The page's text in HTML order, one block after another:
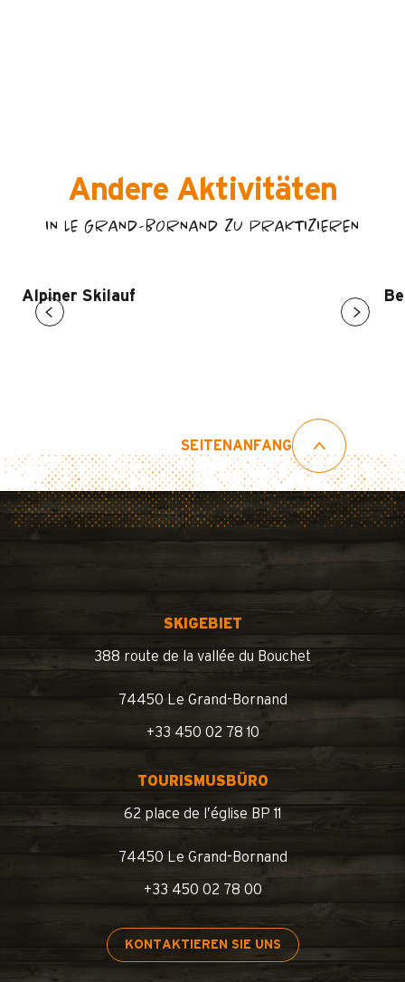
Andere Aktivitäten
IN LE GRAND-BORNAND ZU PRAKTIZIEREN
Alpiner Skilauf
SEITENANFANG
SKIGEBIET
388 route de la vallée du Bouchet
74450 Le Grand-Bornand
+33 450 02 78 10
TOURISMUSBÜRO
62 place de l’église BP 11
74450 Le Grand-Bornand
+33 450 02 78 00
KONTAKTIEREN SIE UNS